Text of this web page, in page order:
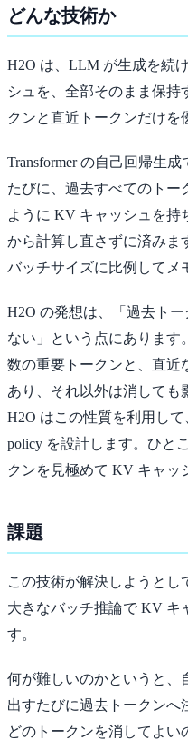
どんな技術か
H2O は、LLM が生成を続
シュを、全部そのまま保持
クンと直近トークンだけを
Transformer の自己回帰生
たびに、過去すべてのトー
ように KV キャッシュを持
から計算し直さずに済みま
バッチサイズに比例してメ
H2O の発想は、「過去ト
ない」という点にあります
数の重要トークンと、直近
あり、それ以外は消しても
H2O はこの性質を利用し
policy を設計します。ひと
クンを見極めて KV キャッ
課題
この技術が解決しようと
大きなバッチ推論で KV キ
す。
何が難しいのかというと、
出すたびに過去トークンへ
どのトークンを消してよ